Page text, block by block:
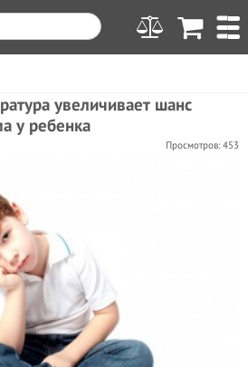
увеличивает шанс
у ребенка
Просмотров: 453